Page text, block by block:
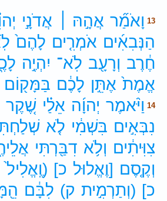
13 וָאֹמַ֞ר אֲהָ֣הּ ׀ אֲדֹנָ֣י
הַנְּבִאִ֜ים אֹמְרִ֤ים לָהֶם֙
חֶ֔רֶב וְרָעָ֖ב לֹֽא־ יִהְיֶ֣ה
אֱמֶת֙ אֶתֵּ֣ן לָכֶ֔ם בַּמָּק֖וֹם
14 וַיֹּ֨אמֶר יְהוָ֜ה אֵלַ֗י שֶׁ֚קֶר
נִבְּאִ֣ים בִּשְׁמִ֔י לֹ֤א
צִוִּיתִ֔ים וְלֹ֥א דִבַּ֖רְתִּי
וְקֶ֤סֶם [וֶאֱלוּל כ] (וֶֽאֱלִיל֙
כ] (וְתַרְמִ֣ית ק) לִבָּ֔ם